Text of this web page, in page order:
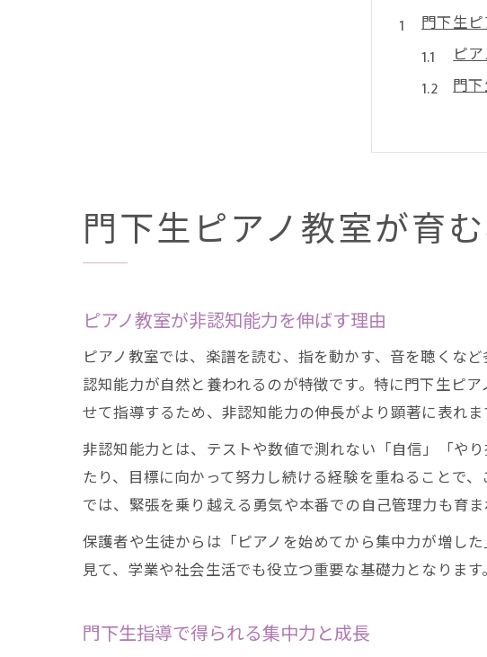
門下生
ピ
門
ピ
門
将来性
門
ピ
演奏以
門
ピ
門
門下生ピアノ教室が育
ピアノ教室が非認知能力を伸ばす理由
ピアノ教室では、楽譜を読む、指を動かす、音を聴くな
認知能力が自然と養われるのが特徴です。特に門下生ピ
せて指導するため、非認知能力の伸長がより顕著に表れま
非認知能力とは、テストや数値で測れない「自信」「や
たり、目標に向かって努力し続ける経験を重ねることで
では、緊張を乗り越える勇気や本番での自己管理力も育ま
保護者や生徒からは「ピアノを始めてから集中力が増し
見て、学業や社会生活でも役立つ重要な基礎力となりま
門下生指導で得られる集中力と成長